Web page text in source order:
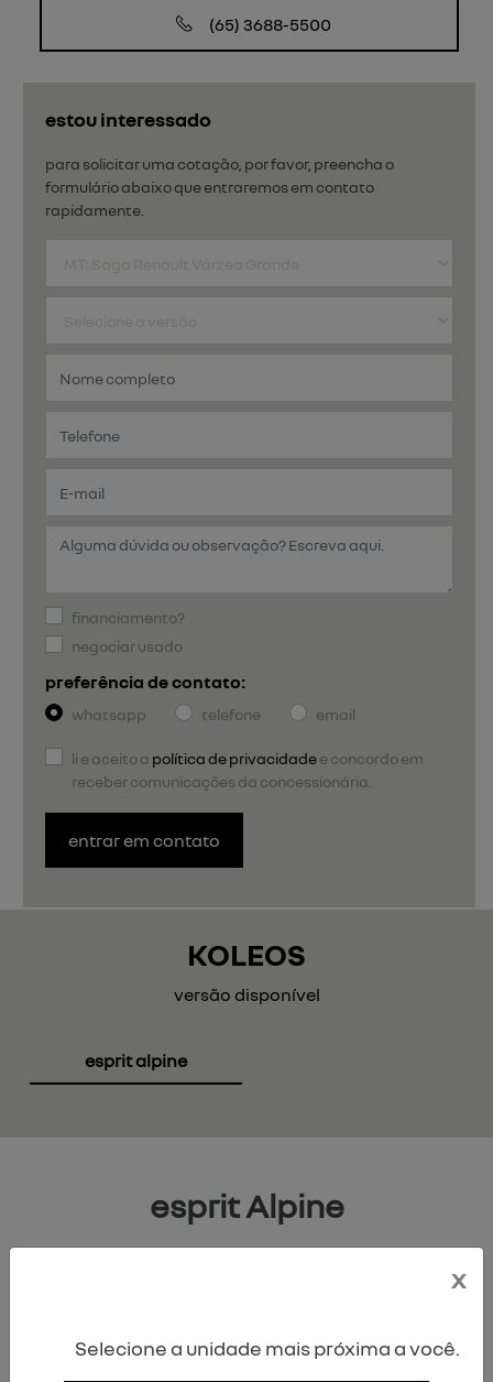
estou interessado
para solicitar uma cotação, por favor, preencha o
formulário abaixo que entraremos em contato
rapidamente.
financiamento?
negociar usado
preferência de contato:
whatsapp telefone email
li e aceito a política de privacidadee concordo em
receber comunicações da concessionária.
entrar em contato
(65) 3688-5500
KOLEOS
versão disponível
esprit alpine
esprit Alpine
x
Selecione a unidade mais próxima a você.